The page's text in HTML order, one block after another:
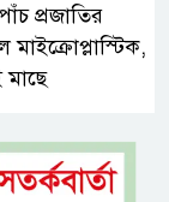
প্রজাতির
মাইক্রোপ্লাস্টিক,
এমপিদের
বিদেশে